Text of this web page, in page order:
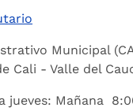
Municipal
Cali - Valle del
jueves: Mañana